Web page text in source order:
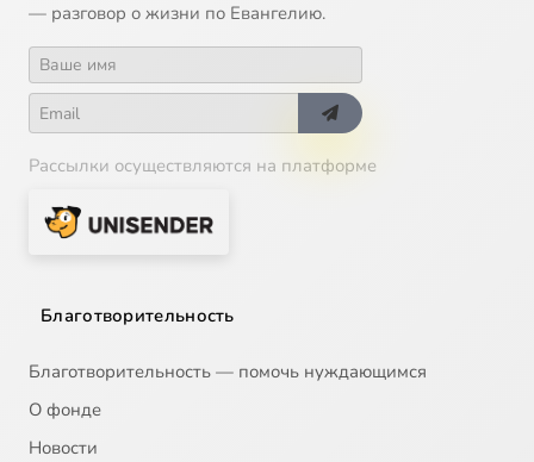
— разговор о жизни по Евангелию.
Рассылки осуществляются на платформе
Благотворительность
Благотворительность — помочь нуждающимся
О фонде
Новости